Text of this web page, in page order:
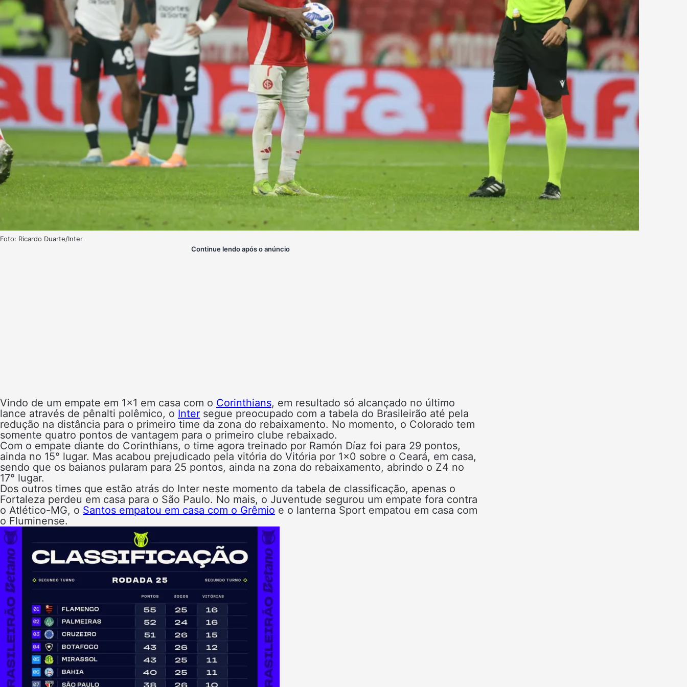
Foto: Ricardo Duarte/Inter
Continue lendo após o anúncio
Vindo de um empate em 1×1 em casa com o Corinthians, em resultado só alcançado no último
lance através de pênalti polêmico, o Inter segue preocupado com a tabela do Brasileirão até pela
redução na distância para o primeiro time da zona do rebaixamento. No momento, o Colorado tem
somente quatro pontos de vantagem para o primeiro clube rebaixado.
Com o empate diante do Corinthians, o time agora treinado por Ramón Díaz foi para 29 pontos,
ainda no 15° lugar. Mas acabou prejudicado pela vitória do Vitória por 1×0 sobre o Ceará, em casa,
sendo que os baianos pularam para 25 pontos, ainda na zona do rebaixamento, abrindo o Z4 no
17° lugar.
Dos outros times que estão atrás do Inter neste momento da tabela de classificação, apenas o
Fortaleza perdeu em casa para o São Paulo. No mais, o Juventude segurou um empate fora contra
o Atlético-MG, o Santos empatou em casa com o Grêmio e o lanterna Sport empatou em casa com
o Fluminense.